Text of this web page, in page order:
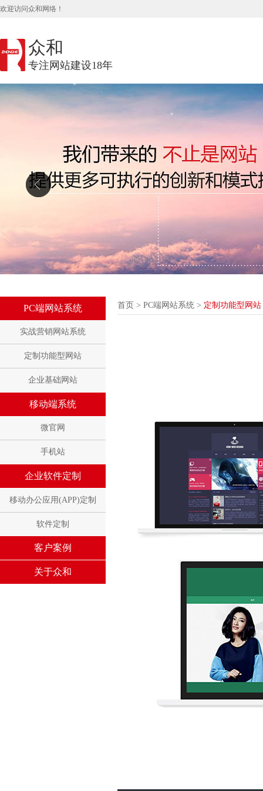
欢迎访问众和网络！
众和
专注网站建设18年
PC端网站系统
实战营销网站系统
定制功能型网站
企业基础网站
移动端系统
微官网
手机站
企业软件定制
移动办公应用(APP)定制
软件定制
客户案例
关于众和
首页 > PC端网站系统 > 定制功能型网站